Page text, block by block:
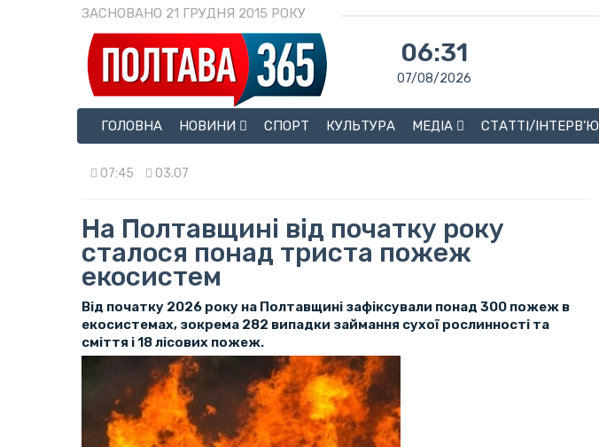
ЗАСНОВАНО 21 ГРУДНЯ 2015 РОКУ
06:31
07/08/2026
ГОЛОВНА
НОВИНИ СПОРТ КУЛЬТУРА МЕДІА СТАТТІ/ІНТЕРВ'Ю
07:45 03.07
На Полтавщині від початку року
сталося понад триста пожеж
екосистем
Від початку 2026 року на Полтавщині зафіксували понад 300 пожеж в
екосистемах, зокрема 282 випадки займання сухої рослинності та
сміття і 18 лісових пожеж.